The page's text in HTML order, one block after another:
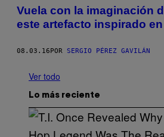
Vuela con la imaginación
este artefacto inspirado
08.03.16POR SERGIO PÉREZ GAVILÁN
Ver todo
Lo más reciente